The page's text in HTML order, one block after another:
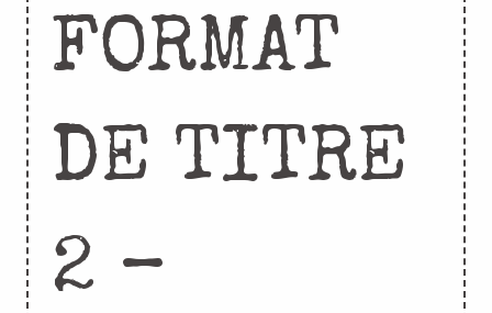
FORMAT
DE TITRE
2 –